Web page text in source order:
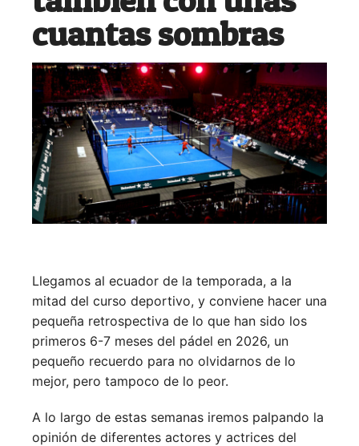
cuantas sombras
Llegamos al ecuador de la temporada, a la
mitad del curso deportivo, y conviene hacer una
pequeña retrospectiva de lo que han sido los
primeros 6-7 meses del pádel en 2026, un
pequeño recuerdo para no olvidarnos de lo
mejor, pero tampoco de lo peor.
A lo largo de estas semanas iremos palpando la
opinión de diferentes actores y actrices del